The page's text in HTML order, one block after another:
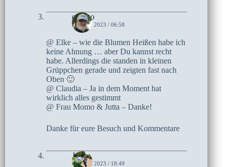
czoczo
21. MAI 2023 / 06:58
@ Elke – wie die Blumen Heißen habe ich
keine Ahnung … aber Du kannst recht
habe. Allerdings die standen in kleinen
Grüppchen gerade und zeigten fast nach
Oben 🙂
@ Claudia – Ja in dem Moment hat
wirklich alles gestimmt
@ Frau Momo & Jutta – Danke!
Danke für eure Besuch und Kommentare
Jutta
20. MAI 2023 / 18:49